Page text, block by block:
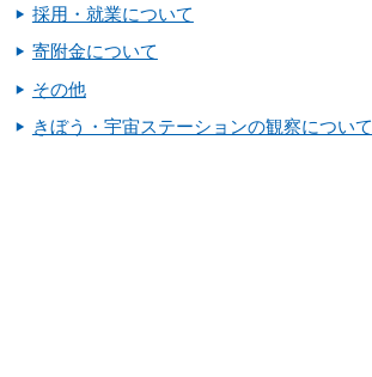
採用・就業について
寄附金について
その他
きぼう・宇宙ステーションの観察について